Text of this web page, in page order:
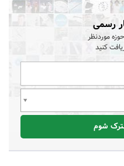
رسمی
موردنظر
کنید
شوم